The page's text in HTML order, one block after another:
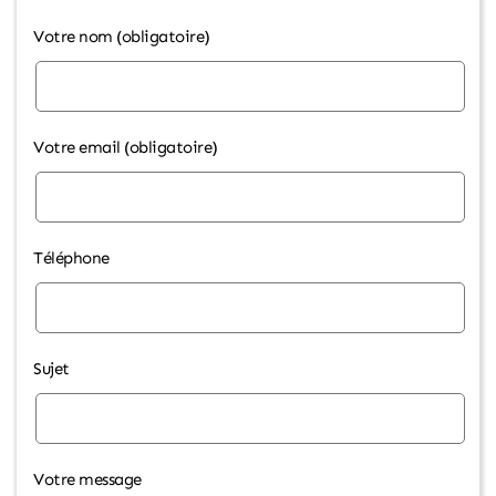
Votre nom (obligatoire)
Votre email (obligatoire)
Téléphone
Sujet
Votre message